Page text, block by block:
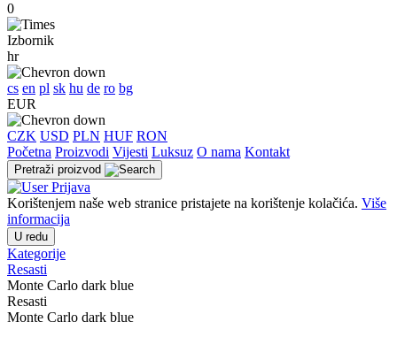
0
Izbornik
hr
cs en pl sk hu de ro bg
EUR
CZK USD PLN HUF RON
Početna Proizvodi Vijesti Luksuz O nama Kontakt
Pretraži proizvod
Prijava
Korištenjem naše web stranice pristajete na korištenje kolačića. Više
informacija
U redu
Kategorije
Resasti
Monte Carlo dark blue
Resasti
Monte Carlo dark blue